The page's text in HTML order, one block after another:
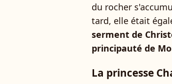
du rocher
tard, elle était
serment de
principauté de
La princesse